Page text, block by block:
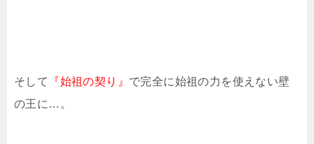
そして 『始祖の契り』 で完全に始祖の力を使えない壁
の王に…。